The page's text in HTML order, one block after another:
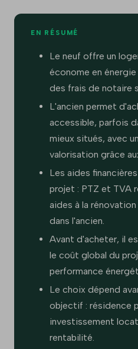
EN RÉSUMÉ
Le neuf offre un
économe en
des frais de notaire
L'ancien permet
accessible, parfois
mieux situés, avec
valorisation grâce
Les aides
projet : PTZ et TVA
aides à la
dans l'ancien.
Avant d'acheter, il
le coût global du
performance
Le choix dépend
objectif : résidence
investissement
rentabilité.